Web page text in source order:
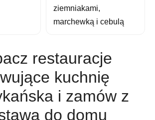
ziemniakami,
marchewką i cebulą
restauracje
kuchnię
i zamów z
do domu